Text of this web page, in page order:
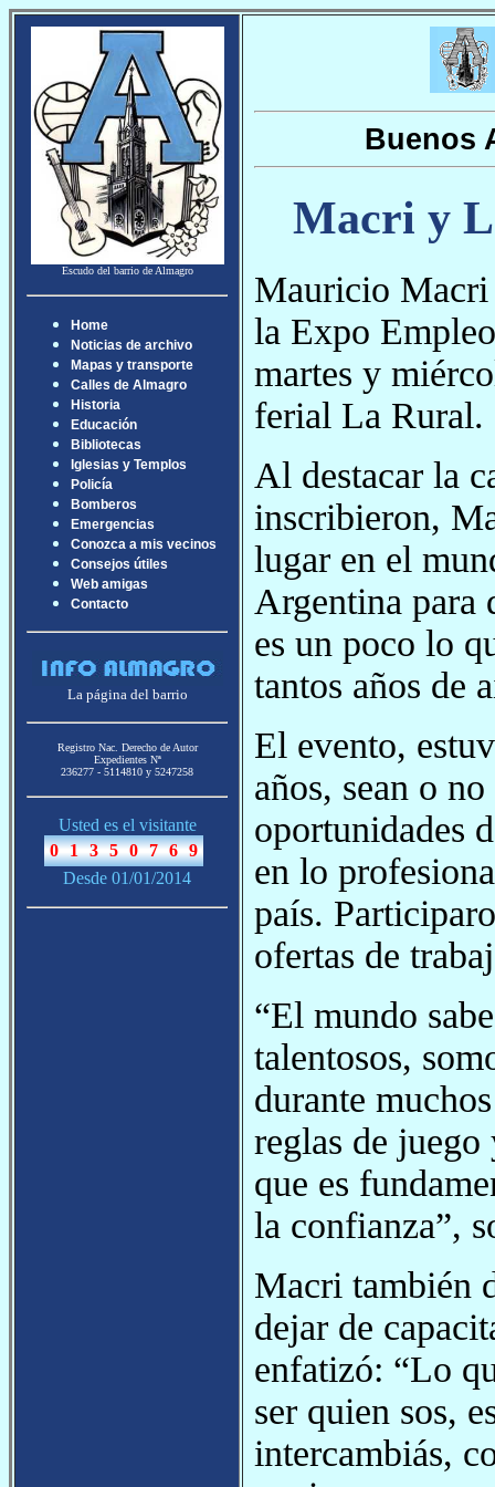
Escudo del barrio de Almagro
Home
Noticias de archivo
Mapas y transporte
Calles de Almagro
Historia
Educación
Bibliotecas
Iglesias y Templos
Policía
Bomberos
Emergencias
Conozca a mis vecinos
Consejos útiles
Web amigas
Contacto
La página del barrio
Registro Nac. Derecho de Autor
Expedientes Nª
236277 - 5114810 y 5247258
Usted es el visitante
Desde 01/01/2014
Buenos
Macri y
Mauricio Macri
la Expo
martes y
ferial La Rural.
Al destacar la
inscribieron,
lugar en el
Argentina para
es un poco lo
tantos años de
El evento,
años, sean o
oportunidades
en lo
país.
ofertas de
“El mundo
talentosos,
durante
reglas de juego
que es
la confianza”,
Macri también
dejar de
enfatizó: “Lo
ser quien sos,
intercambiás,